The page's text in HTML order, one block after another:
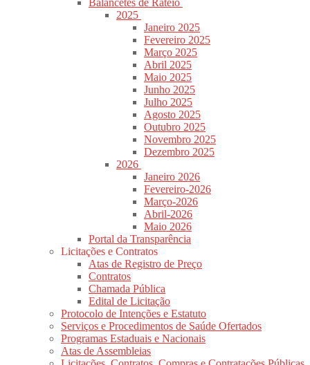
Balancetes de Rateio
2025
Janeiro 2025
Fevereiro 2025
Março 2025
Abril 2025
Maio 2025
Junho 2025
Julho 2025
Agosto 2025
Outubro 2025
Novembro 2025
Dezembro 2025
2026
Janeiro 2026
Fevereiro-2026
Março-2026
Abril-2026
Maio 2026
Portal da Transparência
Licitações e Contratos
Atas de Registro de Preço
Contratos
Chamada Pública
Edital de Licitação
Protocolo de Intenções e Estatuto
Serviços e Procedimentos de Saúde Ofertados
Programas Estaduais e Nacionais
Atas de Assembleias